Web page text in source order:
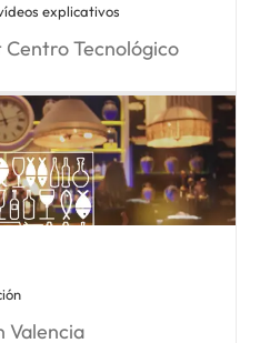
explicativos
Tecnológico
Valencia